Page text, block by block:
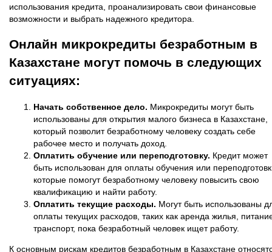
использования кредита, проанализировать свои финансовые
возможности и выбрать надежного кредитора.
Онлайн микрокредиты безработным в
Казахстане могут помочь в следующих
ситуациях:
Начать собственное дело. Микрокредиты могут быть
использованы для открытия малого бизнеса в Казахстане,
который позволит безработному человеку создать себе
рабочее место и получать доход.
Оплатить обучение или переподготовку. Кредит может
быть использован для оплаты обучения или
которые помогут безработному человеку повысить свою
квалификацию и найти работу.
Оплатить текущие расходы. Могут быть использованы
оплаты текущих расходов, таких как аренда жилья,
транспорт, пока безработный человек ищет работу.
К основным рискам кредитов безработным в Казахстане